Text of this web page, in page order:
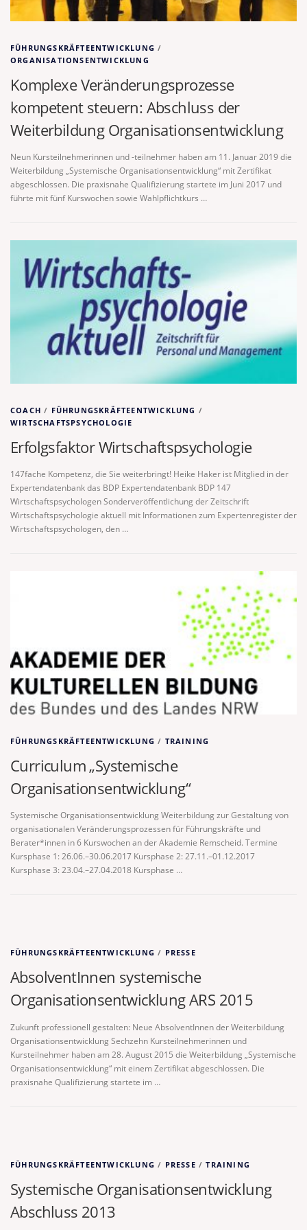
FÜHRUNGSKRÄFTEENTWICKLUNG /
ORGANISATIONSENTWICKLUNG
Komplexe Veränderungsprozesse
kompetent steuern: Abschluss der
Weiterbildung Organisationsentwicklung
Neun Kursteilnehmerinnen und -teilnehmer haben am 11. Januar 2019 die
Weiterbildung „Systemische Organisationsentwicklung“ mit Zertifikat
abgeschlossen. Die praxisnahe Qualifizierung startete im Juni 2017 und
führte mit fünf Kurswochen sowie Wahlpflichtkurs …
COACH / FÜHRUNGSKRÄFTEENTWICKLUNG /
WIRTSCHAFTSPSYCHOLOGIE
Erfolgsfaktor Wirtschaftspsychologie
147fache Kompetenz, die Sie weiterbringt! Heike Haker ist Mitglied in der
Expertendatenbank das BDP Expertendatenbank BDP 147
Wirtschaftspsychologen Sonderveröffentlichung der Zeitschrift
Wirtschaftspsychologie aktuell mit Informationen zum Expertenregister der
Wirtschaftspsychologen, den …
FÜHRUNGSKRÄFTEENTWICKLUNG / TRAINING
Curriculum „Systemische
Organisationsentwicklung“
Systemische Organisationsentwicklung Weiterbildung zur Gestaltung von
organisationalen Veränderungsprozessen für Führungskräfte und
Berater*innen in 6 Kurswochen an der Akademie Remscheid. Termine
Kursphase 1: 26.06.–30.06.2017 Kursphase 2: 27.11.–01.12.2017
Kursphase 3: 23.04.–27.04.2018 Kursphase …
FÜHRUNGSKRÄFTEENTWICKLUNG / PRESSE
AbsolventInnen systemische
Organisationsentwicklung ARS 2015
Zukunft professionell gestalten: Neue AbsolventInnen der Weiterbildung
Organisationsentwicklung Sechzehn Kursteilnehmerinnen und
Kursteilnehmer haben am 28. August 2015 die Weiterbildung „Systemische
Organisationsentwicklung“ mit einem Zertifikat abgeschlossen. Die
praxisnahe Qualifizierung startete im …
FÜHRUNGSKRÄFTEENTWICKLUNG / PRESSE /TRAINING
Systemische Organisationsentwicklung
Abschluss 2013